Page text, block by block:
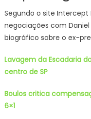
Segundo o site Intercept
negociações com
biográfico sobre o ex-
Lavagem da Escadaria
centro de SP
Boulos critica
6×1